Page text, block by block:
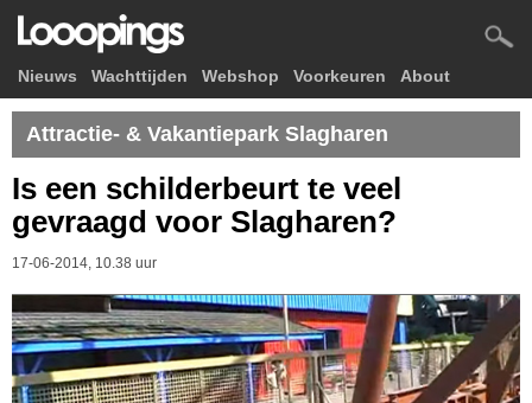
Nieuws Wachttijden Webshop Voorkeuren About
Attractie- & Vakantiepark Slagharen
Is een schilderbeurt te veel
gevraagd voor Slagharen?
17-06-2014, 10.38 uur